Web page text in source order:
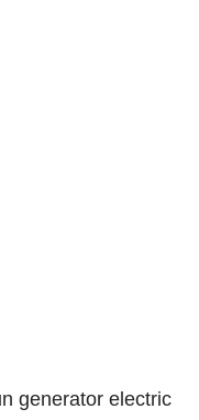
generator electric